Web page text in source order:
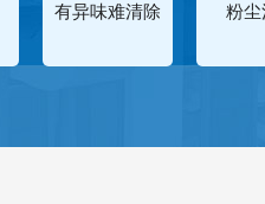
有异味难清除 粉尘